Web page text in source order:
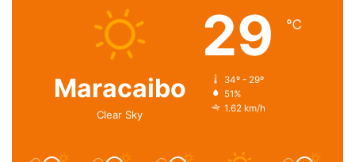
Maracaibo
Clear Sky
29 ℃
34º - 29º
51%
1.62 km/h